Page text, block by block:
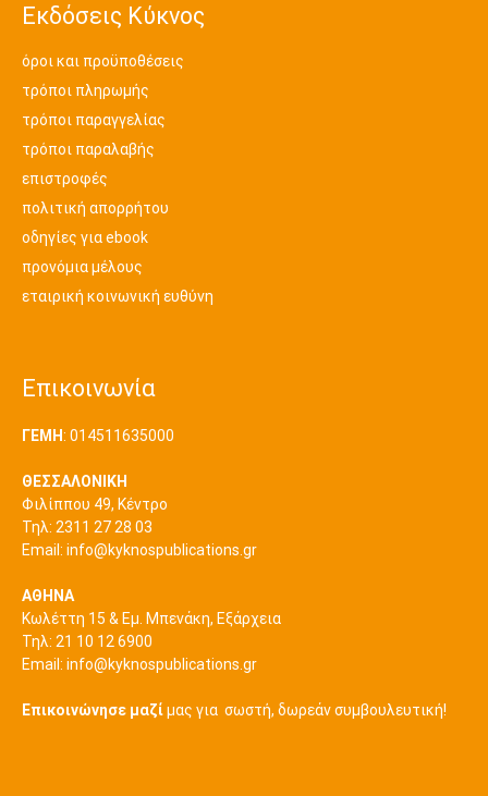
Εκδόσεις Κύκνος
όροι και προϋποθέσεις
τρόποι πληρωμής
τρόποι παραγγελίας
τρόποι παραλαβής
επιστροφές
πολιτική απορρήτου
οδηγίες για ebook
προνόμια μέλους
εταιρική κοινωνική ευθύνη
Επικοινωνία
ΓΕΜΗ: 014511635000
ΘΕΣΣΑΛΟΝΙΚΗ
Φιλίππου 49, Κέντρο
Τηλ: 2311 27 28 03
Εmail: info@kyknospublications.gr
ΑΘΗΝΑ
Κωλέττη 15 & Εμ. Μπενάκη, Εξάρχεια
Τηλ: 21 10 12 6900
Εmail: info@kyknospublications.gr
Επικοινώνησε μαζίμας για σωστή, δωρεάν συμβουλευτική!